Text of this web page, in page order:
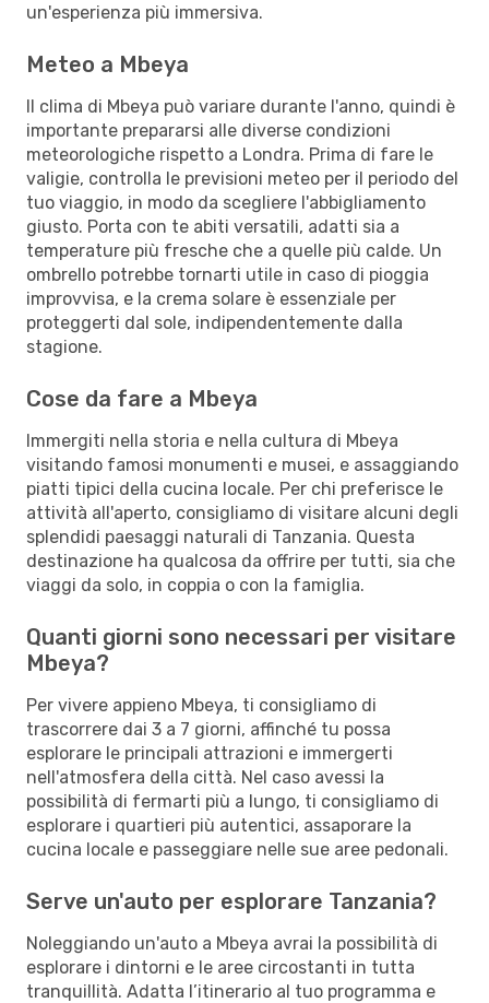
un'esperienza più immersiva.
Meteo a Mbeya
Il clima di Mbeya può variare durante l'anno, quindi è
importante prepararsi alle diverse condizioni
meteorologiche rispetto a Londra. Prima di fare le
valigie, controlla le previsioni meteo per il periodo del
tuo viaggio, in modo da scegliere l'abbigliamento
giusto. Porta con te abiti versatili, adatti sia a
temperature più fresche che a quelle più calde. Un
ombrello potrebbe tornarti utile in caso di pioggia
improvvisa, e la crema solare è essenziale per
proteggerti dal sole, indipendentemente dalla
stagione.
Cose da fare a Mbeya
Immergiti nella storia e nella cultura di Mbeya
visitando famosi monumenti e musei, e assaggiando
piatti tipici della cucina locale. Per chi preferisce le
attività all'aperto, consigliamo di visitare alcuni degli
splendidi paesaggi naturali di Tanzania. Questa
destinazione ha qualcosa da offrire per tutti, sia che
viaggi da solo, in coppia o con la famiglia.
Quanti giorni sono necessari per visitare
Mbeya?
Per vivere appieno Mbeya, ti consigliamo di
trascorrere dai 3 a 7 giorni, affinché tu possa
esplorare le principali attrazioni e immergerti
nell'atmosfera della città. Nel caso avessi la
possibilità di fermarti più a lungo, ti consigliamo di
esplorare i quartieri più autentici, assaporare la
cucina locale e passeggiare nelle sue aree pedonali.
Serve un'auto per esplorare Tanzania?
Noleggiando un'auto a Mbeya avrai la possibilità di
esplorare i dintorni e le aree circostanti in tutta
tranquillità. Adatta l’itinerario al tuo programma e